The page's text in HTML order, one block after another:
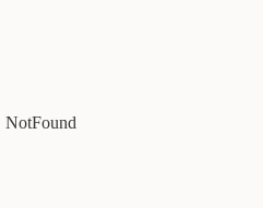
NotFound